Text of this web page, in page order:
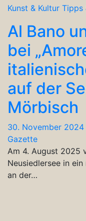
Kunst & Kultur Tipps
Al Bano
bei
auf der
Mörbisch
30. November 2024
Gazette
Am 4. August 2025
Neusiedlersee in
an der…